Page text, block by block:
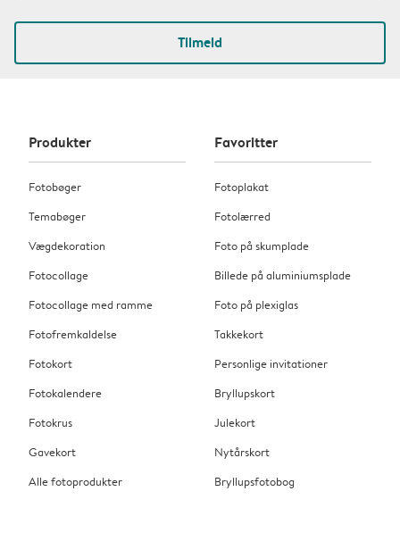
Tilmeld
Produkter
Fotobøger
Temabøger
Vægdekoration
Fotocollage
Fotocollage med ramme
Fotofremkaldelse
Fotokort
Fotokalendere
Fotokrus
Gavekort
Alle fotoprodukter
Favoritter
Fotoplakat
Fotolærred
Foto på skumplade
Billede på aluminiumsplade
Foto på plexiglas
Takkekort
Personlige invitationer
Bryllupskort
Julekort
Nytårskort
Bryllupsfotobog